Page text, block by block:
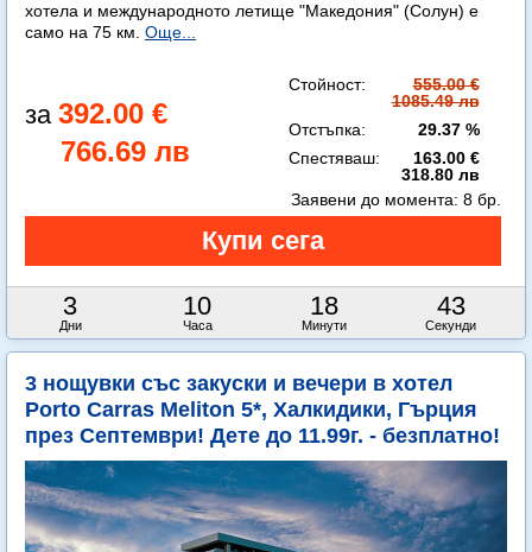
хотела и международното летище "Македония" (Солун) е
само на 75 км. Още...
392.00 €
766.69 лв
Стойност:
555.00 €
1085.49 лв
Отстъпка:
29.37 %
Спестяваш:
163.00 €
318.80 лв
3
Дни
10
Часа
18
Минути
41
Секунди
Заявени до момента: 8 бр.
3 нощувки със закуски и вечери в хотел
Porto Carras Meliton 5*, Халкидики, Гърция
през Септември! Дете до 11.99г. - безплатно!